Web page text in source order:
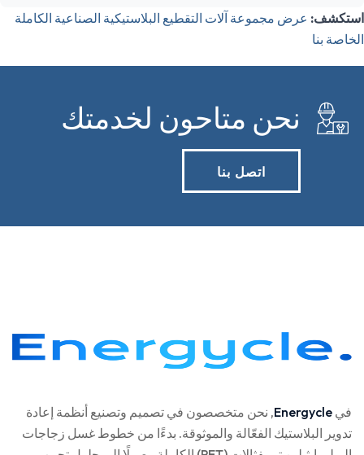
استكشف: عرض مجموعة آلات التقطيع البلاستيكية الصناعية الكاملة
الخاصة بنا
نحن متاحون لخدمتك
اتصل بنا
في Energycle, نحن متخصصون في تصميم وتصنيع أنظمة إعادة
تدوير البلاستيك الفعّالة والموثوقة. بدءًا من خطوط غسل زجاجات